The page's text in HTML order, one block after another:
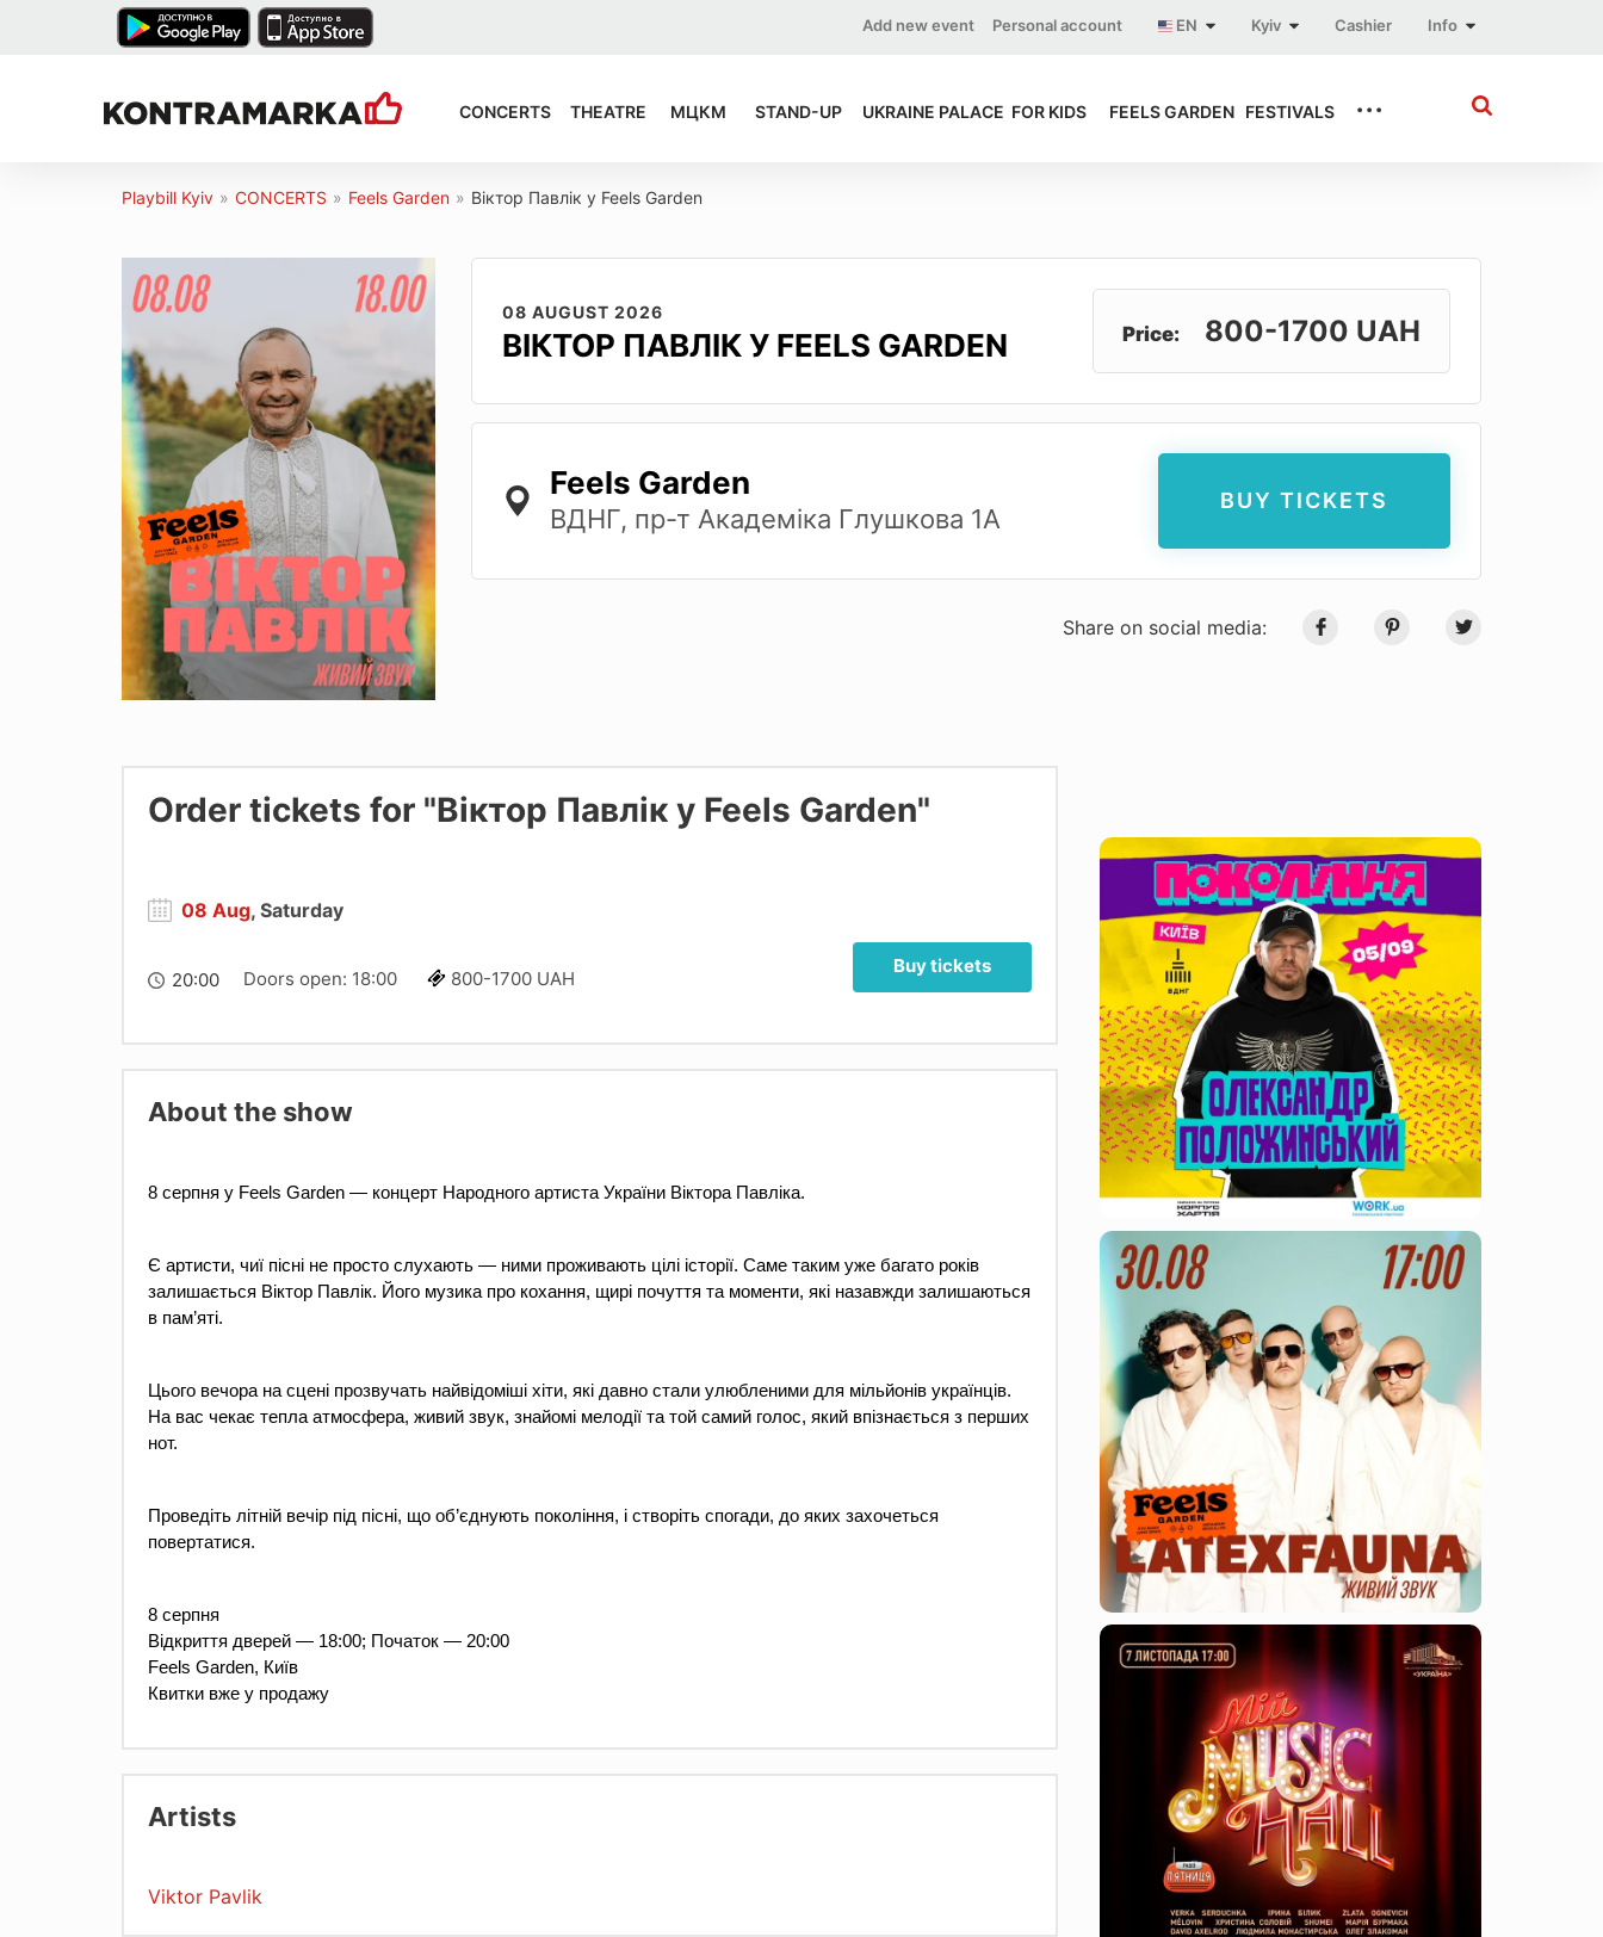
Info
Cashier
Kyiv
EN
Personal account
Add new event
CONCERTS THEATRE МЦКМ STAND-UP UKRAINE PALACE FOR KIDS FEELS GARDEN FESTIVALS ...
Playbill Kyiv » CONCERTS » Feels Garden » Віктор Павлік у Feels Garden
08 AUGUST 2026
ВІКТОР ПАВЛІК У FEELS GARDEN Price: 800-1700 UAH
Feels Garden
ВДНГ, пр-т Академіка Глушкова 1А
BUY TICKETS
Share on social media:
Order tickets for "Віктор Павлік у Feels Garden"
08 Aug, Saturday
20:00 Doors open: 18:00 800-1700 UAH
Buy tickets
About the show
8 серпня у Feels Garden — концерт Народного артиста України Віктора Павліка.
Є артисти, чиї пісні не просто слухають — ними проживають цілі історії. Саме таким уже багато років
залишається Віктор Павлік. Його музика про кохання, щирі почуття та моменти, які назавжди залишаються
в пам’яті.
Цього вечора на сцені прозвучать найвідоміші хіти, які давно стали улюбленими для мільйонів українців.
На вас чекає тепла атмосфера, живий звук, знайомі мелодії та той самий голос, який впізнається з перших
нот.
Проведіть літній вечір під пісні, що об’єднують покоління, і створіть спогади, до яких захочеться
повертатися.
8 серпня
Відкриття дверей — 18:00; Початок — 20:00
Feels Garden, Київ
Квитки вже у продажу
Artists
Viktor Pavlik